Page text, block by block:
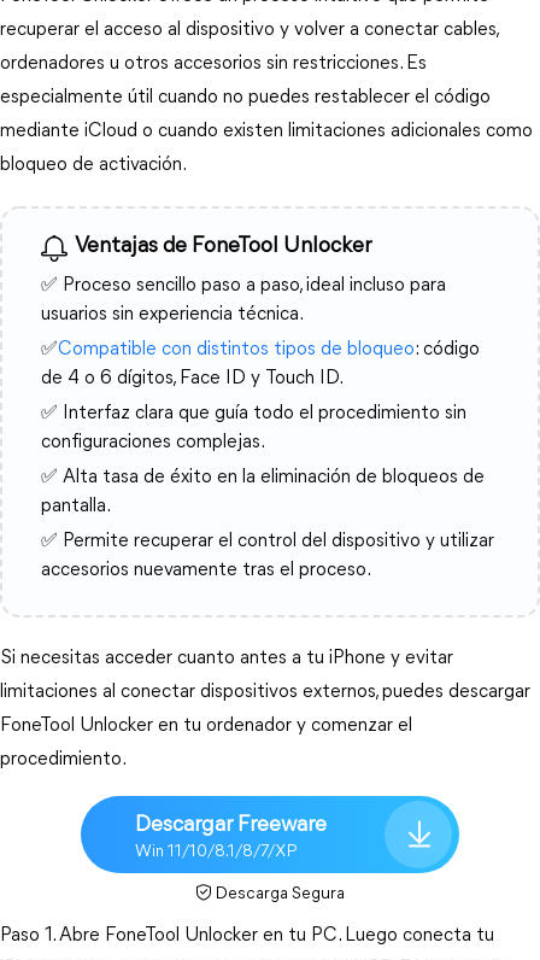
recuperar el acceso al dispositivo y volver a conectar cables,
ordenadores u otros accesorios sin restricciones. Es
especialmente útil cuando no puedes restablecer el código
mediante iCloud o cuando existen limitaciones adicionales como
bloqueo de activación.
Ventajas de FoneTool Unlocker
✅ Proceso sencillo paso a paso, ideal incluso para
usuarios sin experiencia técnica.
✅Compatible con distintos tipos de bloqueo: código
de 4 o 6 dígitos, Face ID y Touch ID.
✅ Interfaz clara que guía todo el procedimiento sin
configuraciones complejas.
✅ Alta tasa de éxito en la eliminación de bloqueos de
pantalla.
✅ Permite recuperar el control del dispositivo y utilizar
accesorios nuevamente tras el proceso.
Si necesitas acceder cuanto antes a tu iPhone y evitar
limitaciones al conectar dispositivos externos, puedes descargar
FoneTool Unlocker en tu ordenador y comenzar el
procedimiento.
Descargar Freeware
Win 11/10/8.1/8/7/XP
Descarga Segura
Paso 1. Abre FoneTool Unlocker en tu PC. Luego conecta tu